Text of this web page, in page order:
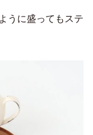
うに盛ってもステ